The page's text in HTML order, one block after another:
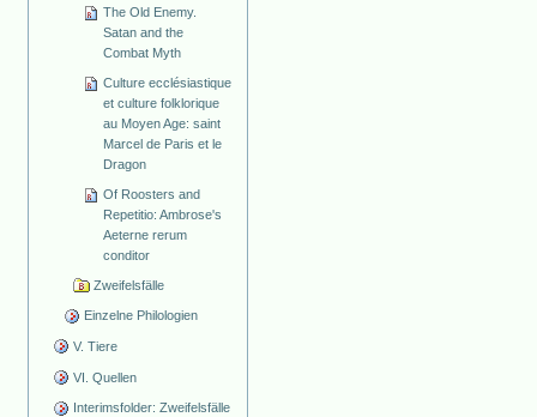
The Old Enemy.
Satan and the
Combat Myth
Culture ecclésiastique
et culture folklorique
au Moyen Age: saint
Marcel de Paris et le
Dragon
Of Roosters and
Repetitio: Ambrose's
Aeterne rerum
conditor
Zweifelsfälle
Einzelne Philologien
V. Tiere
VI. Quellen
Interimsfolder: Zweifelsfälle